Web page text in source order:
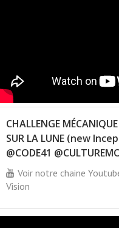
CHALLENGE
SUR LA LUNE (new
@CODE41
Voir notre chaine
Vision